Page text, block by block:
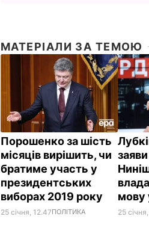
МАТЕРІАЛИ ЗА ТЕМОЮ
Порошенко за шість
місяців вирішить, чи
братиме участь у
президентських
виборах 2019 року
25 січня, 12.47ПОЛІТИКА
мову
25